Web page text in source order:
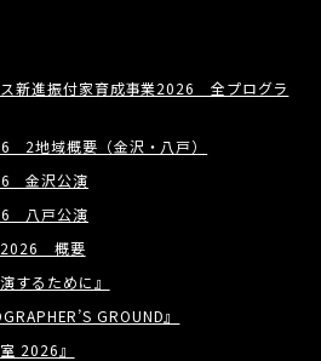
新進振付家育成事業2026 全プログラ
2地域概要（金沢・八戸）
金沢公演
八戸公演
2026 概要
するために』
GROUND』
2026』